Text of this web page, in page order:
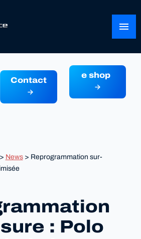
menu
Contact
e shop
News> Reprogrammation sur-
: Polo